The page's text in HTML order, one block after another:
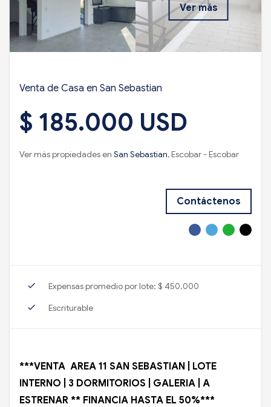
Ver más
Venta de Casa en San Sebastian
$ 185.000 USD
Ver más propiedades en San Sebastian, Escobar - Escobar
Contáctenos
check Expensas promedio por lote: $ 450.000
check Escriturable
***VENTA AREA 11 SAN SEBASTIAN | LOTE
INTERNO | 3 DORMITORIOS | GALERIA | A
ESTRENAR ** FINANCIA HASTA EL 50%***